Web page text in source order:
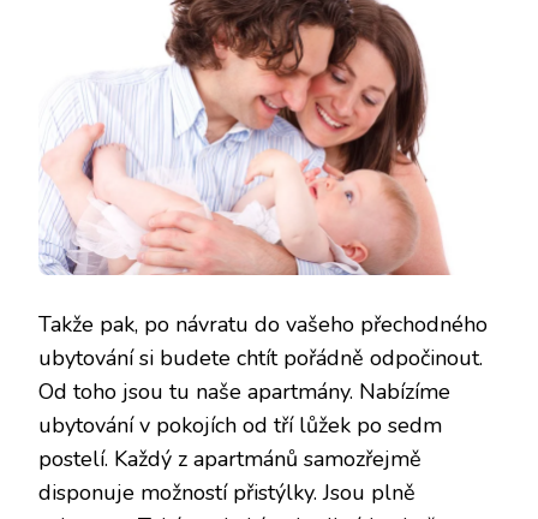
Takže pak, po návratu do vašeho přechodného
ubytování si budete chtít pořádně odpočinout.
Od toho jsou tu naše apartmány. Nabízíme
ubytování v pokojích od tří lůžek po sedm
postelí. Každý z apartmánů samozřejmě
disponuje možností přistýlky. Jsou plně